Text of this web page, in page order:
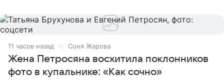
11 часов назад Соня Жарова
Жена Петросяна восхитила поклонников
фото в купальнике: «Как сочно»